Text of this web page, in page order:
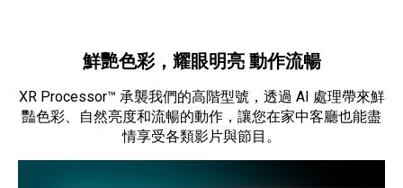
鮮艷色彩，耀眼明亮 動作流暢
XR Processor™ 承襲我們的高階型號，透過 AI 處理帶來鮮
豔色彩、自然亮度和流暢的動作，讓您在家中客廳也能盡
情享受各類影片與節目。